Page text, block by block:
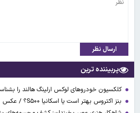
ارسال نظر
پربیننده ترین
کلکسیون خودروهای لوکس ارلینگ هالند را
بنز اکتروس بهتر است یا اسکانیا S۵۰۰؟ / عکس